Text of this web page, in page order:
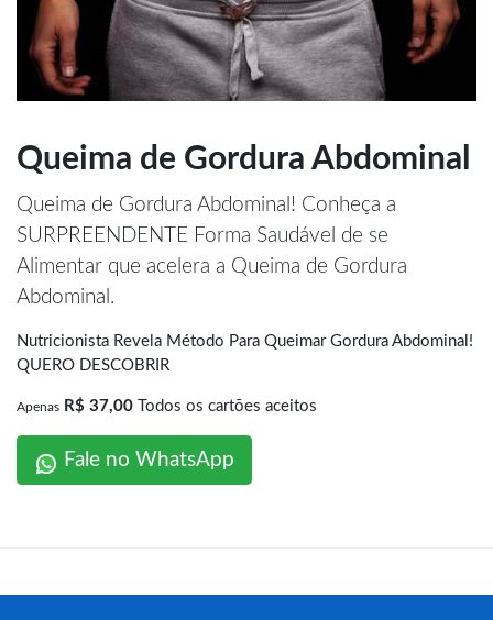
Queima de Gordura Abdominal
Queima de Gordura Abdominal! Conheça a
SURPREENDENTE Forma Saudável de se
Alimentar que acelera a Queima de Gordura
Abdominal.
Nutricionista Revela Método Para Queimar Gordura Abdominal!
QUERO DESCOBRIR
Apenas R$ 37,00 Todos os cartões aceitos
Fale no WhatsApp